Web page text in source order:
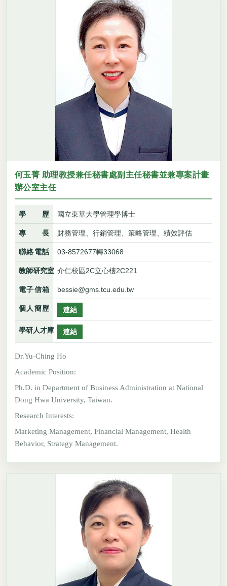
何玉菁 助理教授兼任秘書處副主任秘書並兼專案計畫
辦公室主任
學歷 國立東華大學管理學博士
專長 財務管理、行銷管理、策略管理、績效評估
聯絡電話 03-8572677轉33068
教師研究室 介仁校區2C立心樓2C221
電子信箱 bessie@gms.tcu.edu.tw
個人簡歷 連結
學研人才庫 連結
Dr.Yu-Ching Ho
Academic Position:
Ph.D. in Department of Business Administration at National
Dong Hwa University, Taiwan.
Research Interests:
Marketing Management, Financial Management, Health
Behavior, Strategy Management.